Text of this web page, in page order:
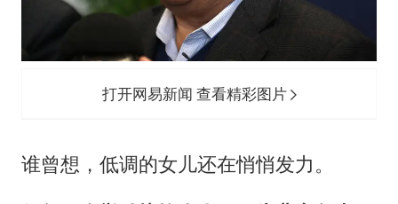
打开网易新闻 查看精彩图片
谁曾想，低调的女儿还在悄悄发力。